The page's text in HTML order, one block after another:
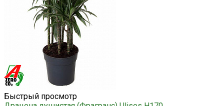
Быстрый просмотр